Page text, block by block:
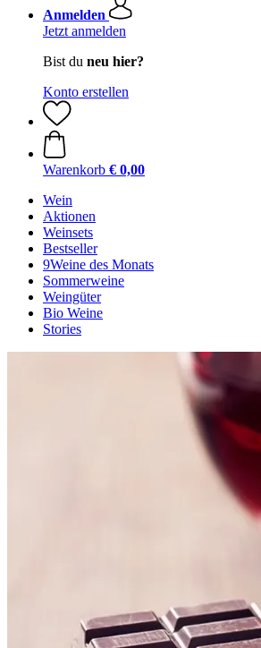
Anmelden
Jetzt anmelden
Bist du neu hier?
Konto erstellen
Warenkorb € 0,00
Wein
Aktionen
Weinsets
Bestseller
9Weine des Monats
Sommerweine
Weingüter
Bio Weine
Stories